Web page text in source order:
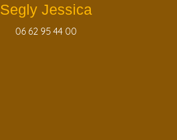
Segly Jessica
06 62 95 44 00